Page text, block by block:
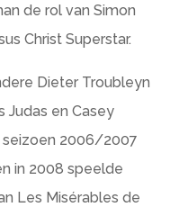
de rol van Simon
Christ Superstar.
Dieter Troubleyn
Judas en Casey
seizoen 2006/2007
in 2008 speelde
Les Misérables de